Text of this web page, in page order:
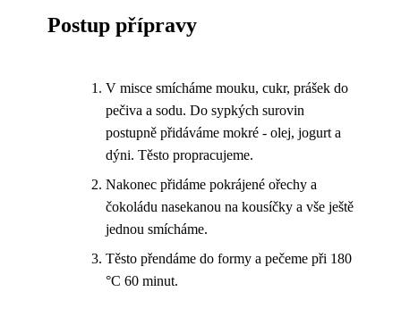
Postup přípravy
V misce smícháme mouku, cukr, prášek do
pečiva a sodu. Do sypkých surovin
postupně přidáváme mokré - olej, jogurt a
dýni. Těsto propracujeme.
Nakonec přidáme pokrájené ořechy a
čokoládu nasekanou na kousíčky a vše ještě
jednou smícháme.
Těsto přendáme do formy a pečeme při 180
°C 60 minut.